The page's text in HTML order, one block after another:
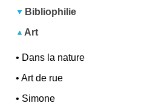
Bibliophilie
Art
• Dans la nature
•Art de rue
• Simone